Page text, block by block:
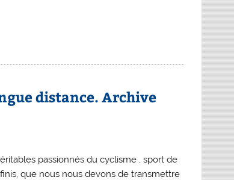
distance. Archive
passionnés du cyclisme , sport de
que nous nous devons de transmettre